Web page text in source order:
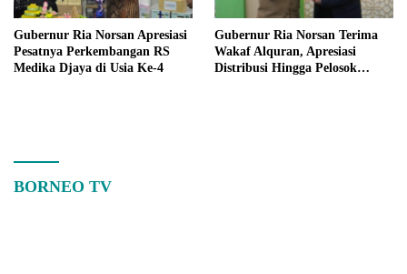
Gubernur Ria Norsan Apresiasi
Pesatnya Perkembangan RS
Medika Djaya di Usia Ke-4
Gubernur Ria Norsan Terima
Wakaf Alquran, Apresiasi
Distribusi Hingga Pelosok
BORNEO TV